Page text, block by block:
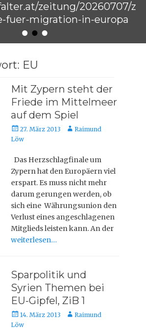
•••
zeitung/20260707/z
fuer-migration-in-europa
Raimund Löw
EU
Mit Zypern steht der
Friede im Mittelmeer
auf dem Spiel
Veröffentlicht
am
27. März 2013 AutorRaimund
Löw
Das Herzschlagfinale um
Zypern hat den Europäern viel
erspart. Es muss nicht mehr
darum gerungen werden, ob
sich eine Währungsunion den
Verlust eines angeschlagenen
Mitglieds leisten kann. An der
weiterlesen…
Sparpolitik und
Syrien Themen bei
EU-Gipfel, ZiB 1
Veröffentlicht
am
14. März 2013 AutorRaimund
Löw